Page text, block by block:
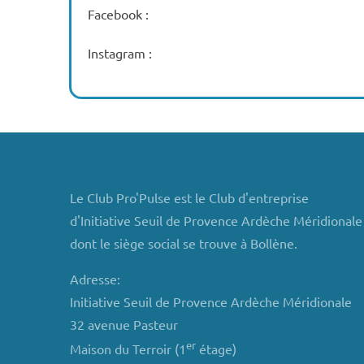
Facebook :
Instagram :
Le Club Pro'Pulse est le Club d'entreprise
d'Initiative Seuil de Provence Ardèche Méridionale
dont le siège social se trouve à Bollène.
Adresse:
Initiative Seuil de Provence Ardèche Méridionale
32 avenue Pasteur
Maison du Terroir (1erétage)